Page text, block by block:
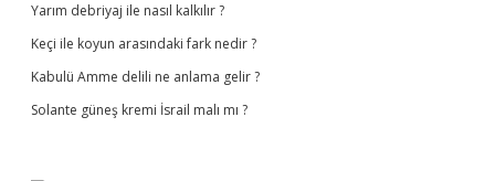
Yarım debriyaj ile nasıl kalkılır ?
Keçi ile koyun arasındaki fark nedir ?
Kabulü Amme delili ne anlama gelir ?
Solante güneş kremi İsrail malı mı ?